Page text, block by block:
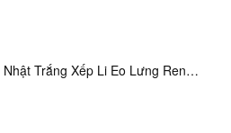
Trắng Xếp Li Eo Lưng Ren